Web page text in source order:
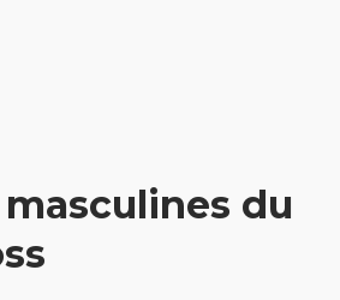
masculines du